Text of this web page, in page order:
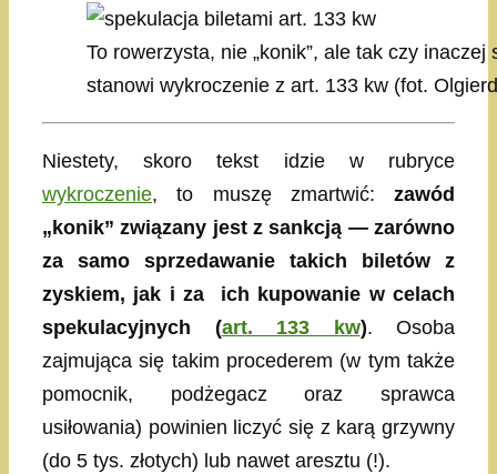
To rowerzysta, nie „konik”, ale tak czy
stanowi wykroczenie z art. 133 kw (fot.
Niestety, skoro tekst idzie w rubryce
wykroczenie, to muszę zmartwić: zawód
„konik” związany jest z sankcją — zarówno
za samo sprzedawanie takich biletów z
zyskiem, jak i za ich kupowanie w celach
spekulacyjnych (art. 133 kw). Osoba
zajmująca się takim procederem (w tym także
pomocnik, podżegacz oraz sprawca
usiłowania) powinien liczyć się z karą grzywny
(do 5 tys. złotych) lub nawet aresztu (!).